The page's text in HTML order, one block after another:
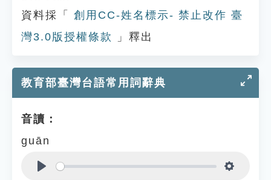
資料採「
創用CC-姓名標示- 禁止改作 臺
灣3.0版授權條款
」釋出
教育部臺灣台語常用詞辭典
音讀：
guān